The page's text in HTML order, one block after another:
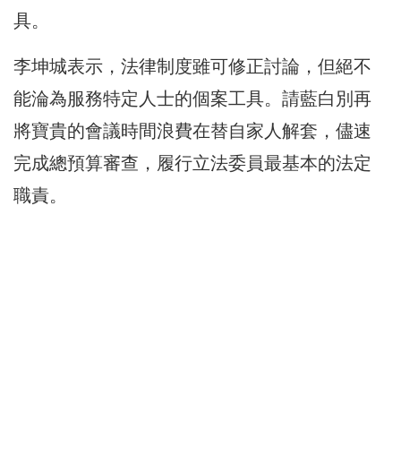
具。
李坤城表示，法律制度雖可修正討論，但絕不
能淪為服務特定人士的個案工具。請藍白別再
將寶貴的會議時間浪費在替自家人解套，儘速
完成總預算審查，履行立法委員最基本的法定
職責。